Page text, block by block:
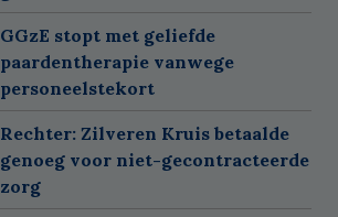
GGzE stopt met geliefde
paardentherapie vanwege
personeelstekort
Rechter: Zilveren Kruis betaalde
genoeg voor niet-gecontracteerde
zorg